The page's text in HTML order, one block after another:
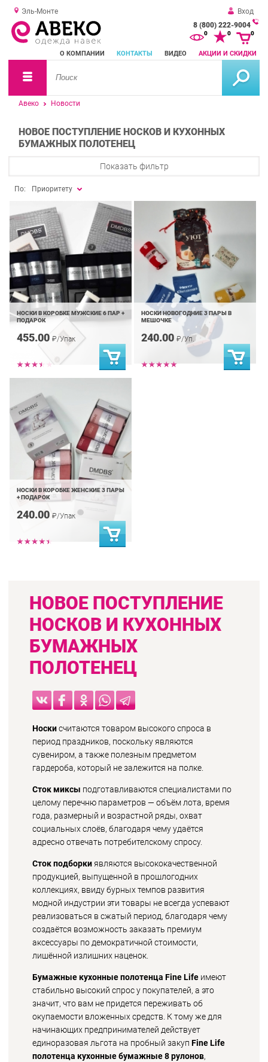
Эль-Монте
Вход
8 (800) 222-9004
О КОМПАНИИ КОНТАКТЫ ВИДЕО АКЦИИ И СКИДКИ
0 0 0
Авеко Новости
НОВОЕ ПОСТУПЛЕНИЕ НОСКОВ И КУХОННЫХ
БУМАЖНЫХ ПОЛОТЕНЕЦ
Показать фильтр
По: Приоритету
НОСКИ В КОРОБКЕ МУЖСКИЕ 6 ПАР +
ПОДАРОК
455.00 ₽/Упак
НОСКИ НОВОГОДНИЕ 3 ПАРЫ В
МЕШОЧКЕ
240.00 ₽/Уп.
НОСКИ В КОРОБКЕ ЖЕНСКИЕ 3 ПАРЫ
+ ПОДАРОК
240.00 ₽/Упак
НОВОЕ ПОСТУПЛЕНИЕ
НОСКОВ И КУХОННЫХ
БУМАЖНЫХ
ПОЛОТЕНЕЦ
Носкисчитаются товаром высокого спроса в
период праздников, поскольку являются
сувениром, а также полезным предметом
гардероба, который не залежится на полке.
Сток миксы подготавливаются специалистами по
целому перечню параметров — объём лота, время
года, размерный и возрастной ряды, охват
социальных слоёв, благодаря чему удаётся
адресно отвечать потребителскому спросу.
Сток подборкиявляются высококачественной
продукцией, выпущенной в прошлогодних
коллекциях, ввиду бурных темпов развития
модной индустрии эти товары не всегда успевают
реализоваться в сжатый период, благодаря чему
создаётся возможность заказать премиум
аксессуары по демократичной стоимости,
лишённой излишних наценок.
Бумажные кухонные полотенца Fine Life имеют
стабильно высокий спрос у покупателей, а это
значит, что вам не придется переживать об
окупаемости вложенных средств. К тому же для
начинающих предпринимателей действует
единоразовая льгота на пробный закуп Fine Life
полотенца кухонные бумажные 8 рулонов,